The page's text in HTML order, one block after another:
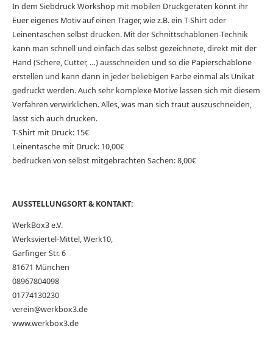
In dem Siebdruck Workshop mit mobilen Druckgeräten könnt ihr
Euer eigenes Motiv auf einen Träger, wie z.B. ein T-Shirt oder
Leinentaschen selbst drucken. Mit der Schnittschablonen-Technik
kann man schnell und einfach das selbst gezeichnete, direkt mit der
Hand (Schere, Cutter, …) ausschneiden und so die Papierschablone
erstellen und kann dann in jeder beliebigen Farbe einmal als Unikat
gedruckt werden. Auch sehr komplexe Motive lassen sich mit diesem
Verfahren verwirklichen. Alles, was man sich traut auszuschneiden,
lässt sich auch drucken.
T-Shirt mit Druck: 15€
Leinentasche mit Druck: 10,00€
bedrucken von selbst mitgebrachten Sachen: 8,00€
AUSSTELLUNGSORT & KONTAKT:
WerkBox3 e.V.
Werksviertel-Mittel, Werk10,
Garfinger Str. 6
81671 München
08967804098
01774130230
verein@werkbox3.de
www.werkbox3.de